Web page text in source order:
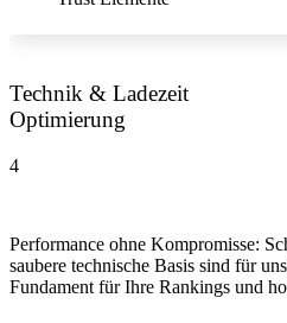
Technik & Ladezeit
Optimierung
4
Performance ohne Kompromisse:
saubere technische Basis sind für
Fundament für Ihre Rankings und